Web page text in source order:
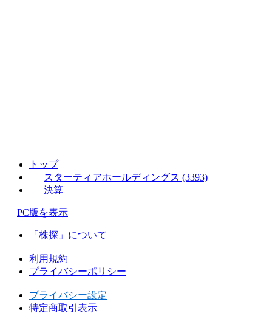
トップ
スターティアホールディングス (3393)
決算
PC版を表示
「株探」について
|
利用規約
プライバシーポリシー
|
プライバシー設定
特定商取引表示